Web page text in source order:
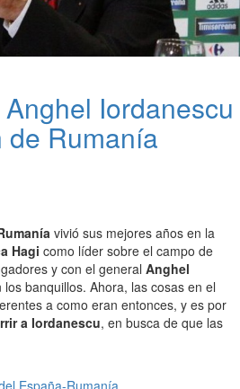
Iordanescu
de Rumanía
vivió sus mejores años en la
Hagi como líder sobre el campo de
y con el general Anghel
banquillos. Ahora, las cosas en el
a como eran entonces, y es por
a Iordanescu, en busca de que las